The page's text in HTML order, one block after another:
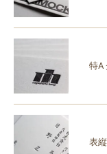
特A
表